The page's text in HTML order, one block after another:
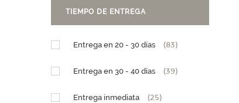
Diseño Granja (1)
TIEMPO DE ENTREGA
Entrega en 20 - 30 días (83)
Entrega en 30 - 40 días (39)
Entrega inmediata (25)